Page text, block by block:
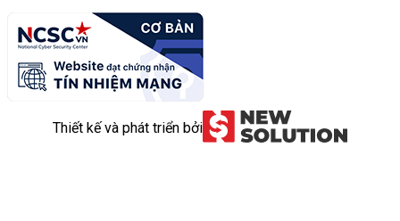
Thiết kế và phát triển bởi